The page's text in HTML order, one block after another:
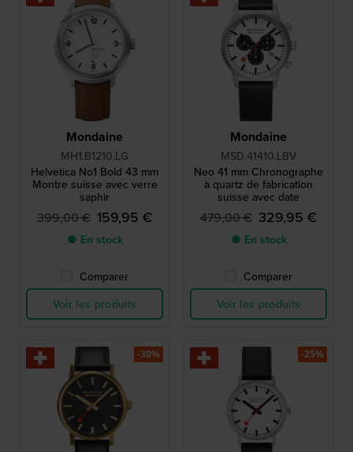
Mondaine
MH1.B1210.LG
Helvetica No1 Bold 43 mm
Montre suisse avec verre
saphir
399,00 € 159,95 €
● En stock
Comparer
Voir les produits
Mondaine
MSD.41410.LBV
Neo 41 mm Chronographe
à quartz de fabrication
suisse avec date
479,00 € 329,95 €
● En stock
Comparer
Voir les produits
-30% -25%